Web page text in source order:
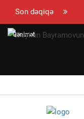
Son dəqiqə
Qənimət
təzminat